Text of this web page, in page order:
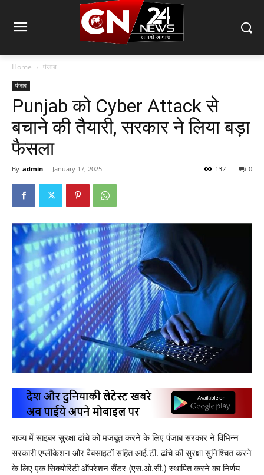
Home पंजाब
पंजाब
Punjab को Cyber Attack से
बचाने की तैयारी, सरकार ने लिया बड़ा
फैसला
By admin - January 17, 2025 0
132
राज्य में साइबर सुरक्षा ढांचे को मजबूत करने के लिए पंजाब सरकार ने विभिन्न
सरकारी एप्लीकेशन और वैबसाइटों सहित आई.टी. ढांचे की सुरक्षा सुनिश्चित करने
के लिए एक सिक्योरिटी ऑपरेशन सैंटर (एस.ओ.सी.) स्थापित करने का निर्णय